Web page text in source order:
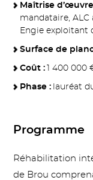
Programme
Réhabilitation
de Brou
Maîtrise
mandataire, ALC
Engie exploitant
Surface de
Coût : 1 400 000
Phase : lauréat